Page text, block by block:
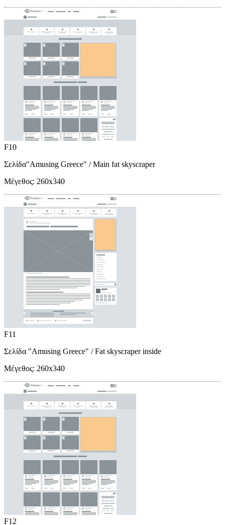
F10
Σελίδα"Amusing Greece" / Main fat skyscraper
Μέγεθος: 260x340
F11
Σελίδα "Amusing Greece" / Fat skyscraper inside
Μέγεθος: 260x340
F12